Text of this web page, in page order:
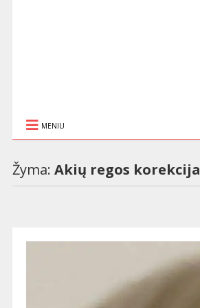
MENIU
Žyma: Akių regos korekcija